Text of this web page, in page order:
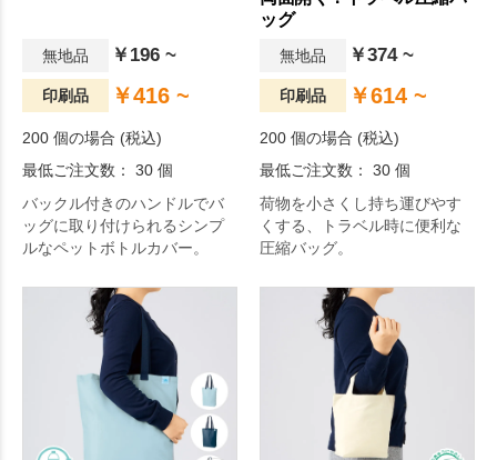
無地品 ￥196 ~
印刷品 ￥416 ~
200 個の場合 (税込)
最低ご注文数： 30 個
バックル付きのハンドルでバ
ッグに取り付けられるシンプ
ルなペットボトルカバー。
ッグ
無地品 ￥374 ~
印刷品 ￥614 ~
200 個の場合 (税込)
最低ご注文数： 30 個
荷物を小さくし持ち運びやす
くする、トラベル時に便利な
圧縮バッグ。